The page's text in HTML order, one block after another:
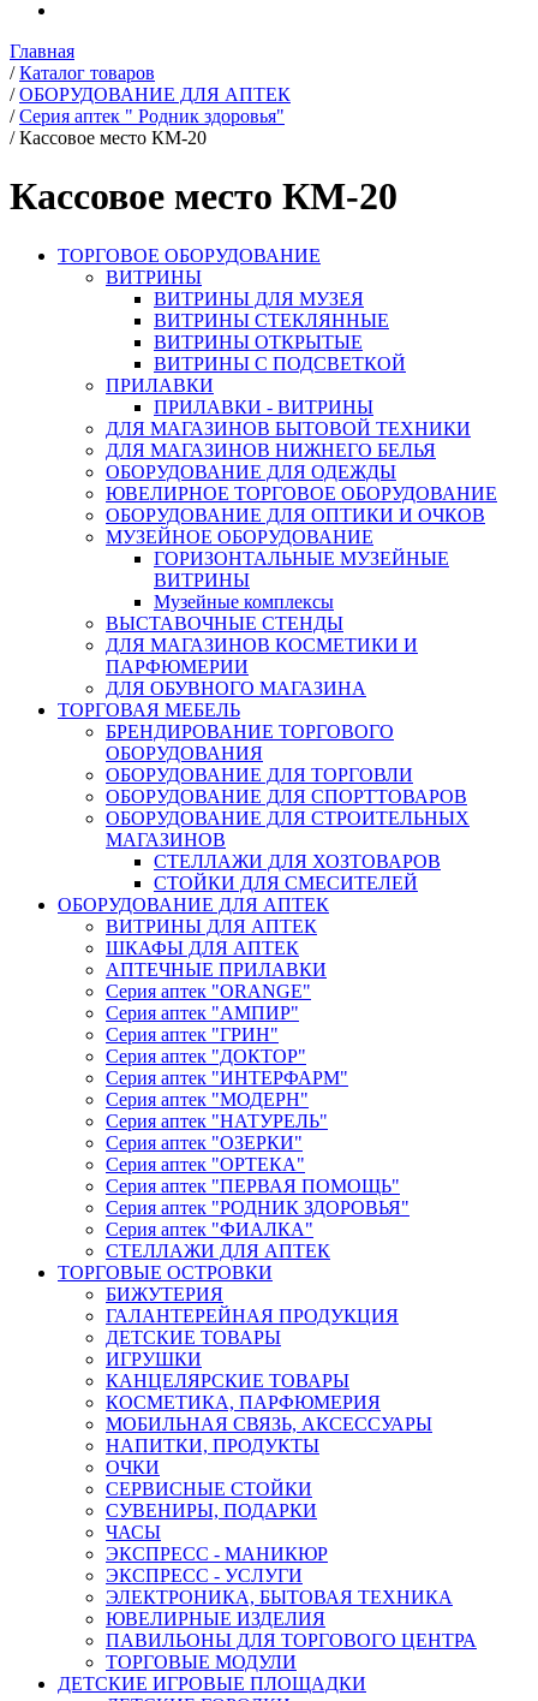
Главная
/ Каталог товаров
/ ОБОРУДОВАНИЕ ДЛЯ АПТЕК
/ Серия аптек " Родник здоровья"
/ Кассовое место КМ-20
Кассовое место КМ-20
ТОРГОВОЕ ОБОРУДОВАНИЕ
ВИТРИНЫ
ВИТРИНЫ ДЛЯ МУЗЕЯ
ВИТРИНЫ СТЕКЛЯННЫЕ
ВИТРИНЫ ОТКРЫТЫЕ
ВИТРИНЫ С ПОДСВЕТКОЙ
ПРИЛАВКИ
ПРИЛАВКИ - ВИТРИНЫ
ДЛЯ МАГАЗИНОВ БЫТОВОЙ ТЕХНИКИ
ДЛЯ МАГАЗИНОВ НИЖНЕГО БЕЛЬЯ
ОБОРУДОВАНИЕ ДЛЯ ОДЕЖДЫ
ЮВЕЛИРНОЕ ТОРГОВОЕ ОБОРУДОВАНИЕ
ОБОРУДОВАНИЕ ДЛЯ ОПТИКИ И ОЧКОВ
МУЗЕЙНОЕ ОБОРУДОВАНИЕ
ГОРИЗОНТАЛЬНЫЕ МУЗЕЙНЫЕ
ВИТРИНЫ
Музейные комплексы
ВЫСТАВОЧНЫЕ СТЕНДЫ
ДЛЯ МАГАЗИНОВ КОСМЕТИКИ И
ПАРФЮМЕРИИ
ДЛЯ ОБУВНОГО МАГАЗИНА
ТОРГОВАЯ МЕБЕЛЬ
БРЕНДИРОВАНИЕ ТОРГОВОГО
ОБОРУДОВАНИЯ
ОБОРУДОВАНИЕ ДЛЯ ТОРГОВЛИ
ОБОРУДОВАНИЕ ДЛЯ СПОРТТОВАРОВ
ОБОРУДОВАНИЕ ДЛЯ СТРОИТЕЛЬНЫХ
МАГАЗИНОВ
СТЕЛЛАЖИ ДЛЯ ХОЗТОВАРОВ
СТОЙКИ ДЛЯ СМЕСИТЕЛЕЙ
ОБОРУДОВАНИЕ ДЛЯ АПТЕК
ВИТРИНЫ ДЛЯ АПТЕК
ШКАФЫ ДЛЯ АПТЕК
АПТЕЧНЫЕ ПРИЛАВКИ
Серия аптек "ORANGE"
Серия аптек "АМПИР"
Серия аптек "ГРИН"
Серия аптек "ДОКТОР"
Серия аптек "ИНТЕРФАРМ"
Серия аптек "МОДЕРН"
Серия аптек "НАТУРЕЛЬ"
Серия аптек "ОЗЕРКИ"
Серия аптек "ОРТЕКА"
Серия аптек "ПЕРВАЯ ПОМОЩЬ"
Серия аптек "РОДНИК ЗДОРОВЬЯ"
Серия аптек "ФИАЛКА"
СТЕЛЛАЖИ ДЛЯ АПТЕК
ТОРГОВЫЕ ОСТРОВКИ
БИЖУТЕРИЯ
ГАЛАНТЕРЕЙНАЯ ПРОДУКЦИЯ
ДЕТСКИЕ ТОВАРЫ
ИГРУШКИ
КАНЦЕЛЯРСКИЕ ТОВАРЫ
КОСМЕТИКА, ПАРФЮМЕРИЯ
МОБИЛЬНАЯ СВЯЗЬ, АКСЕССУАРЫ
НАПИТКИ, ПРОДУКТЫ
ОЧКИ
СЕРВИСНЫЕ СТОЙКИ
СУВЕНИРЫ, ПОДАРКИ
ЧАСЫ
ЭКСПРЕСС - МАНИКЮР
ЭКСПРЕСС - УСЛУГИ
ЭЛЕКТРОНИКА, БЫТОВАЯ ТЕХНИКА
ЮВЕЛИРНЫЕ ИЗДЕЛИЯ
ПАВИЛЬОНЫ ДЛЯ ТОРГОВОГО ЦЕНТРА
ТОРГОВЫЕ МОДУЛИ
ДЕТСКИЕ ИГРОВЫЕ ПЛОЩАДКИ